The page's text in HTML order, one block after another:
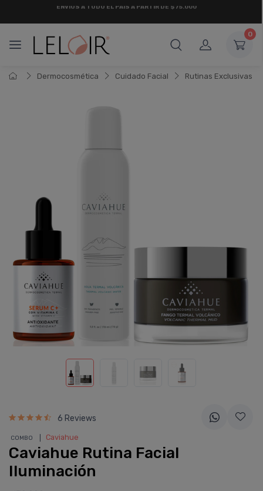
0
Dermocosmética Cuidado Facial Rutinas Exclusivas
6 Reviews
COMBO Caviahue
Caviahue Rutina Facial
Iluminación